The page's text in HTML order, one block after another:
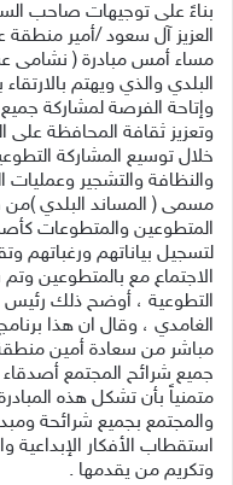
بناءً على توجيهات صاحب
العزيز آل سعود /أمير منطقة
مساء أمس مبادرة ( نشامى
البلدي والذي ويهتم
وإتاحة الفرصة لمشاركة
وتعزيز ثقافة المحافظة على
خلال توسيع المشاركة
والنظافة والتشجير وعمليات
مسمى ( المساند البلدي
المتطوعين والمتطوعات
لتسجيل بياناتهم ورغباتهم
الاجتماع مع بالمتطوعين
التطوعية ، أوضح ذلك رئيس
الغامدي ، وقال ان هذا
مباشر من سعادة أمين منطقة
جميع شرائح المجتمع أصدقاء
متمنياً بأن تشكل هذه
والمجتمع بجميع شرائحة
استقطاب الأفكار الإبداعية
وتكريم من يقدمها .